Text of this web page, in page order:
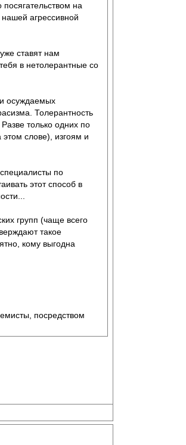
на
агрессивной
ставят нам
в нетолерантные со
и осуждаемых
Толерантность
только одних по
слове), изгоям и
по
этот способ в
групп (чаще всего
такое
кому выгодна
посредством